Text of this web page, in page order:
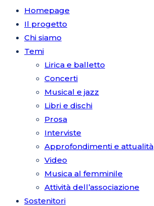
Homepage
Il progetto
Chi siamo
Temi
Lirica e balletto
Concerti
Musical e jazz
Libri e dischi
Prosa
Interviste
Approfondimenti e attualità
Video
Musica al femminile
Attività dell’associazione
Sostenitori